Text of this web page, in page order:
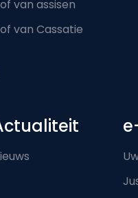
van assisen
van Cassatie